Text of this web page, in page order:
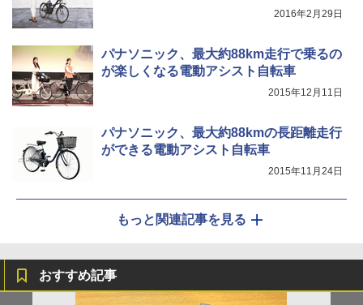
2016年2月29日
パナソニック、最大約88km走行で乗るの
が楽しくなる電動アシスト自転車
2015年12月11日
パナソニック、最大約88kmの長距離走行
ができる電動アシスト自転車
2015年11月24日
もっと関連記事を見る
おすすめ記事